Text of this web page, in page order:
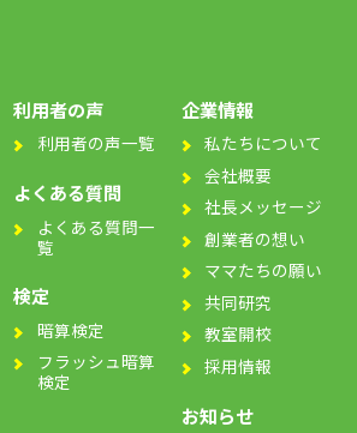
利用者の声
利用者の声一覧
よくある質問
よくある質問一
覧
検定
暗算検定
フラッシュ暗算
検定
企業情報
私たちについて
会社概要
社長メッセージ
創業者の想い
ママたちの願い
共同研究
教室開校
採用情報
お知らせ